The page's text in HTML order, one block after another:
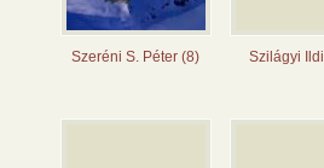
Szeréni S. Péter (8) Szilágyi